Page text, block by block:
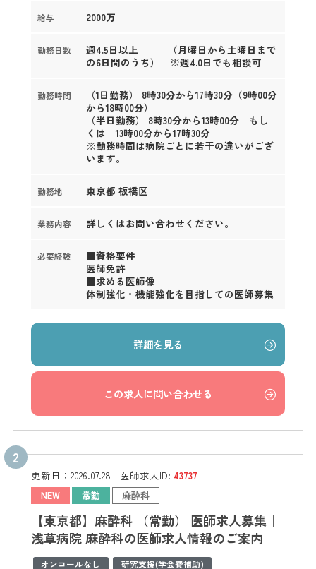
給与 2000万
勤務日数
週4.5日以上 （月曜日から土曜日まで
の6日間のうち） ※週4.0日でも相談可
勤務時間
（1日勤務） 8時30分から17時30分（9時00分
から18時00分）
（半日勤務） 8時30分から13時00分 もし
くは 13時00分から17時30分
※勤務時間は病院ごとに若干の違いがござ
います。
勤務地 東京都 板橋区
業務内容 詳しくはお問い合わせください。
必要経験
■資格要件
医師免許
■求める医師像
体制強化・機能強化を目指しての医師募集
詳細を見る
この求人に問い合わせる
更新日： 2026.07.28 医師求人ID: 43737
NEW 常勤 麻酔科
【東京都】麻酔科 （常勤） 医師求人募集｜
浅草病院 麻酔科の医師求人情報のご案内
オンコールなし 研究支援(学会費補助)